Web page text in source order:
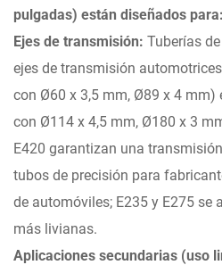
pulgadas) están diseñados para:
Ejes de transmisión: Tuberías
ejes de transmisión
con Ø60 x 3,5 mm, Ø89 x 4 mm)
con Ø114 x 4,5 mm, Ø180 x 3
E420 garantizan una
tubos de precisión para
de automóviles; E235 y E275 se
más livianas.
Aplicaciones secundarias (uso